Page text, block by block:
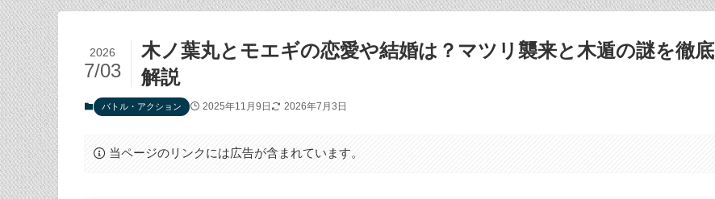
木ノ葉丸とモエギの恋愛や結婚は？マツリ襲来と木遁の謎を徹底
解説
2026
7/03
バトル・アクション 2025年11月9日 2026年7月3日
当ページのリンクには広告が含まれています。